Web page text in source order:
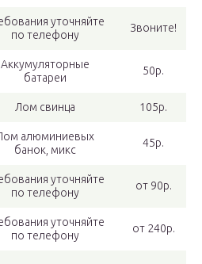
уточняйте
по телефону
Звоните!
Аккумуляторные
батареи
50р.
Лом свинца 105р.
алюминиевых
банок, микс
45р.
уточняйте
по телефону
от 90р.
уточняйте
по телефону
от 240р.